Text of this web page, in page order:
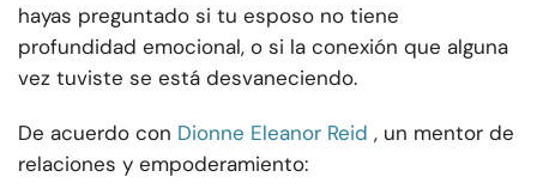
hayas preguntado si tu esposo no tiene
profundidad emocional, o si la conexión que alguna
vez tuviste se está desvaneciendo.
De acuerdo con Dionne Eleanor Reid , un mentor de
relaciones y empoderamiento: